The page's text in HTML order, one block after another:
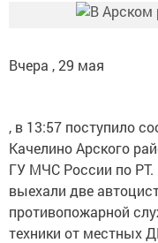
Вчера , 29 мая
, в 13:57 поступило
Качелино Арского
ГУ МЧС России по
выехали две
противопожарной
техники от местных